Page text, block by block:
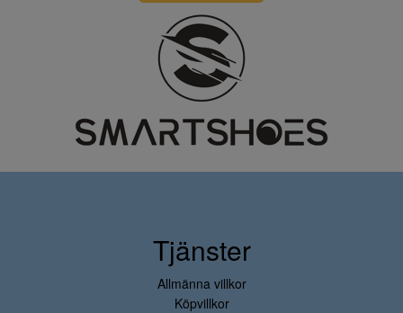
Tjänster
Allmänna villkor
Köpvillkor